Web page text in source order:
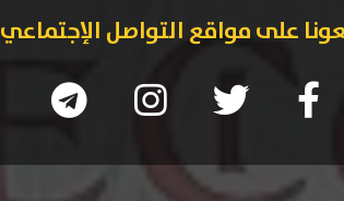
على مواقع التواصل الإجتماعي